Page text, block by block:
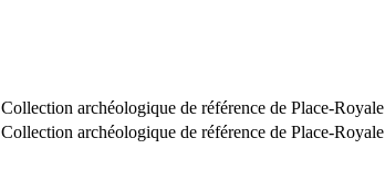
Collection archéologique de référence de Place-Royale
Collection archéologique de référence de Place-Royale